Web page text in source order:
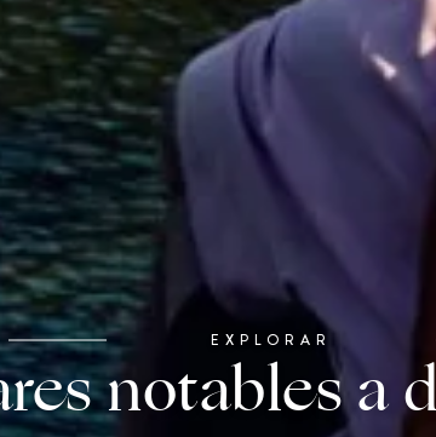
EXPLORAR
notables a